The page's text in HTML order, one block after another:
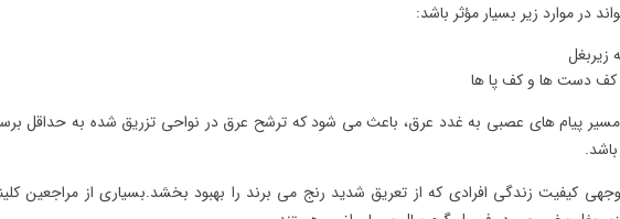
در موارد زیر بسیار مؤثر باشد:
زیربغل
کف دست ها و کف پا ها
پیام های عصبی به غدد عرق، باعث می شود که ترشح عرق در نواحی تزریق شده به حداقل
کیفیت زندگی افرادی که از تعریق شدید رنج می‌ برند را بهبود بخشد.بسیاری از مراجعین